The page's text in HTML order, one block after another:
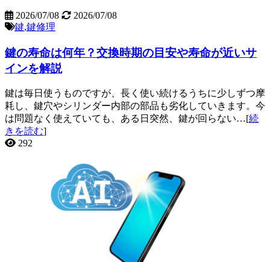
2026/07/08
2026/07/08
鍵,鍵修理
鍵の寿命は何年？交換時期の目安や寿命が近いサ
インを解説
鍵は毎日使うものですが、長く使い続けるうちに少しずつ摩
耗し、鍵穴やシリンダー内部の部品も劣化していきます。今
は問題なく使えていても、ある日突然、鍵が回らない…[続
きを読む]
292